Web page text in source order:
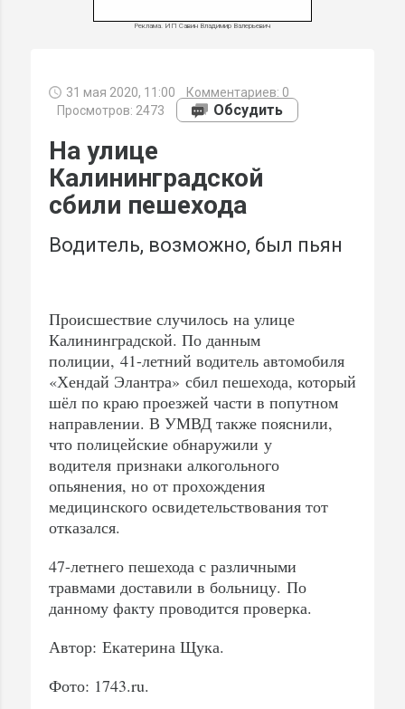
Реклама. ИП Савин Владимир Валерьевич
31 мая 2020, 11:00 Комментариев: 0
Просмотров: 2473
Обсудить
На улице
Калининградской
сбили пешехода
Водитель, возможно, был пьян
Происшествие случилось на улице
Калининградской. По данным
полиции, 41-летний водитель автомобиля
«Хендай Элантра» сбил пешехода, который
шёл по краю проезжей части в попутном
направлении. В УМВД также пояснили,
что полицейские обнаружили у
водителя признаки алкогольного
опьянения, но от прохождения
медицинского освидетельствования тот
отказался.
47-летнего пешехода с различными
травмами доставили в больницу. По
данному факту проводится проверка.
Автор: Екатерина Щука.
Фото: 1743.ru.